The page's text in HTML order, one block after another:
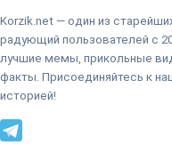
Korzik.net — один из
радующий пользователей с
лучшие мемы, прикольные
факты. Присоединяйтесь к
историей!